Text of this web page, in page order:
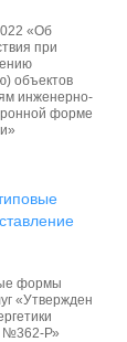
«Об
при
объектов
инженерно-
форме
формы
«Утвержден
№362-Р»